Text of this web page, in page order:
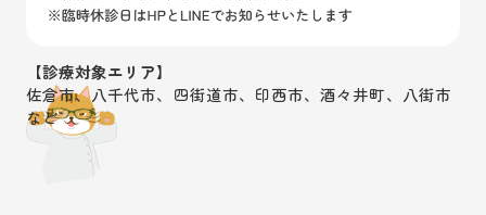
【診療対象エリア】
佐倉市、八千代市、四街道市、印西市、酒々井町、八街市
など